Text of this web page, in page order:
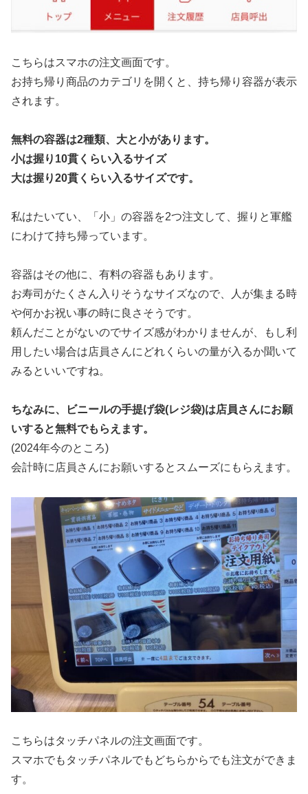
こちらはスマホの注文画面です。
お持ち帰り商品のカテゴリを開くと、持ち帰り容器が表示
されます。
無料の容器は2種類、大と小があります。
小は握り10貫くらい入るサイズ
大は握り20貫くらい入るサイズです。
私はたいてい、「小」の容器を2つ注文して、握りと軍艦
にわけて持ち帰っています。
容器はその他に、有料の容器もあります。
お寿司がたくさん入りそうなサイズなので、人が集まる時
や何かお祝い事の時に良さそうです。
頼んだことがないのでサイズ感がわかりませんが、もし利
用したい場合は店員さんにどれくらいの量が入るか聞いて
みるといいですね。
ちなみに、ビニールの手提げ袋(レジ袋)は店員さんにお願
いすると無料でもらえます。
(2024年今のところ)
会計時に店員さんにお願いするとスムーズにもらえます。
こちらはタッチパネルの注文画面です。
スマホでもタッチパネルでもどちらからでも注文ができま
す。